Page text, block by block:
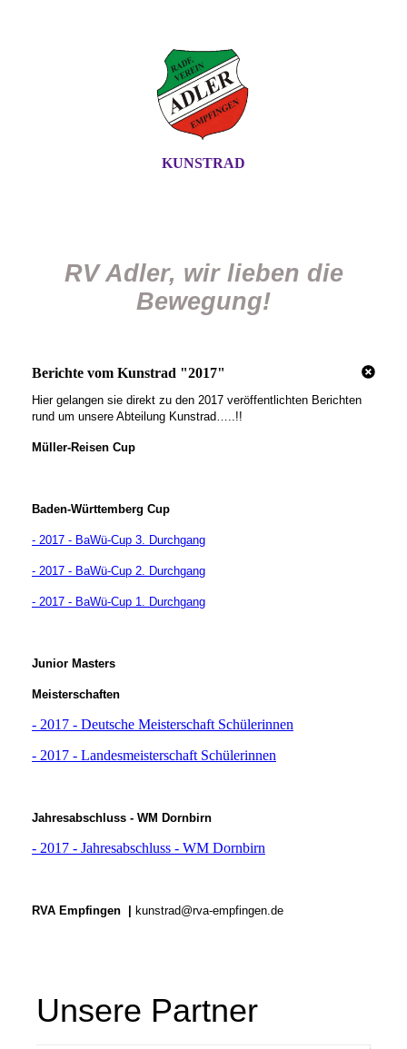
KUNSTRAD
RV Adler, wir lieben die
Bewegung!
Berichte vom Kunstrad "2017"
Hier gelangen sie direkt zu den 2017 veröffentlichten Berichten
rund um unsere Abteilung Kunstrad…..!!
Müller-Reisen Cup
Baden-Württemberg Cup
- 2017 - BaWü-Cup 3. Durchgang
- 2017 - BaWü-Cup 2. Durchgang
- 2017 - BaWü-Cup 1. Durchgang
Junior Masters
Meisterschaften
- 2017 - Deutsche Meisterschaft Schülerinnen
- 2017 - Landesmeisterschaft Schülerinnen
Jahresabschluss - WM Dornbirn
- 2017 - Jahresabschluss - WM Dornbirn
RVA Empfingen | kunstrad@rva-empfingen.de
Unsere Partner